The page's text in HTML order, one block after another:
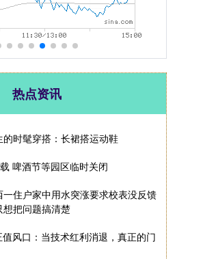
热点资讯
时髦穿搭：长裙搭运动鞋
啤酒节等园区临时关闭
住户家中用水突涨要求校表没反馈
把问题搞清楚
风口：当技术红利消退，真正的门